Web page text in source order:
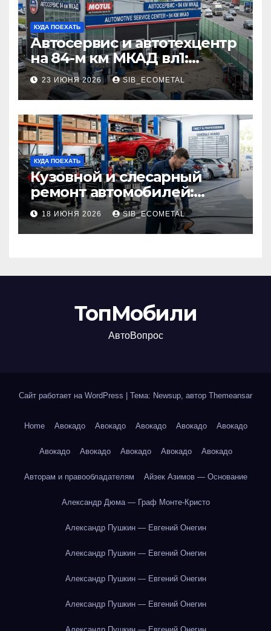
КУДА ПОЕХАТЬ
Автосервис и автотехцентр
на 84-м км МКАД вл1:
описание услуг и режим
работы
23 ИЮНЯ 2026 SIB_ECOMETAL
КУДА ПОЕХАТЬ
Кузовной и слесарный
ремонт автомобилей:
наличие оригинальных
запчастей производителя
и сроки выполнения работ
18 ИЮНЯ 2026 SIB_ECOMETAL
ТопМобили
АвтоВопрос
Сайт работает на WordPress Тема: Newsup, автор Themeansar
Home Авокадо Авокадо Авокадо Авокадо Авокадо
Авокадо Авокадо Авокадо Авокадо Авокадо
Авторам и правообладателям Айзек Азимов — Основание
Александр Дюма — Граф Монте-Кристо
Александр Пушкин — Евгений Онегин
Александр Пушкин — Евгений Онегин
Александр Пушкин — Евгений Онегин
Александр Пушкин — Евгений Онегин